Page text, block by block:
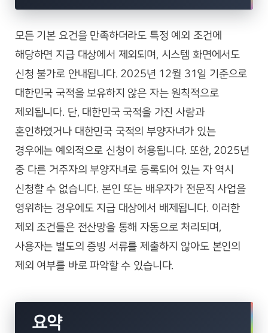
모든 기본 요건을 만족하더라도 특정 예외 조건에
해당하면 지급 대상에서 제외되며, 시스템 화면에서도
신청 불가로 안내됩니다. 2025년 12월 31일 기준으로
대한민국 국적을 보유하지 않은 자는 원칙적으로
제외됩니다. 단, 대한민국 국적을 가진 사람과
혼인하였거나 대한민국 국적의 부양자녀가 있는
경우에는 예외적으로 신청이 허용됩니다. 또한, 2025년
중 다른 거주자의 부양자녀로 등록되어 있는 자 역시
신청할 수 없습니다. 본인 또는 배우자가 전문직 사업을
영위하는 경우에도 지급 대상에서 배제됩니다. 이러한
제외 조건들은 전산망을 통해 자동으로 처리되며,
사용자는 별도의 증빙 서류를 제출하지 않아도 본인의
제외 여부를 바로 파악할 수 있습니다.
요약